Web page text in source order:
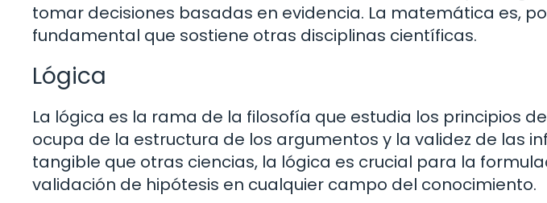
tomar decisiones basadas en evidencia. La matemática es,
fundamental que sostiene otras disciplinas científicas.
Lógica
La lógica es la rama de la filosofía que estudia los principios
ocupa de la estructura de los argumentos y la validez de las
tangible que otras ciencias, la lógica es crucial para la
validación de hipótesis en cualquier campo del conocimiento.